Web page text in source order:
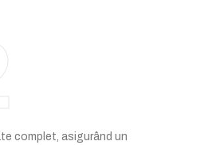
complet, asigurând un